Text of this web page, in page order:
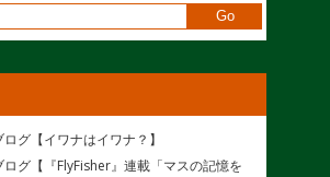
ログ【イワナはイワナ？】
ログ【『FlyFisher』連載「マスの記憶を